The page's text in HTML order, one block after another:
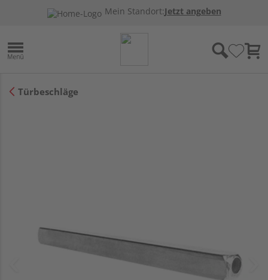
Mein Standort:Jetzt angeben
Türbeschläge